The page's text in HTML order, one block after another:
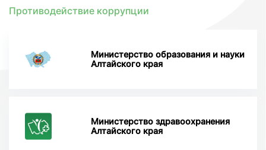
Противодействие коррупции
Министерство образования и науки
Алтайского края
Министерство здравоохранения
Алтайского края